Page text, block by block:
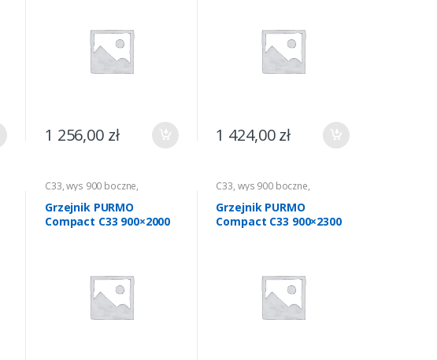
1 256,00 zł 1 424,00zł
C33,wys 900 boczne,
Ogrzewanie Grzejniki CO
Grzejnik PURMO
Compact C33 900×2000
C33, wys 900 boczne,
Ogrzewanie Grzejniki CO
Grzejnik PURMO
Compact C33 900×2300